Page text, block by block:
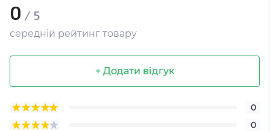
0 / 5
середній рейтинг товару
+ Додати відгук
0
0